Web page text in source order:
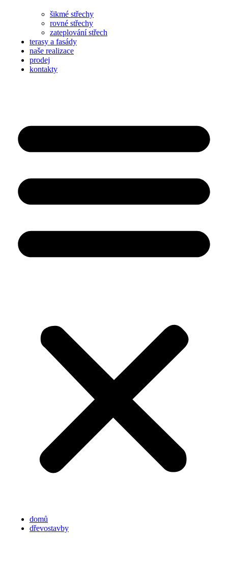
šikmé střechy
rovné střechy
zateplování střech
terasy a fasády
naše realizace
prodej
kontakty
domů
dřevostavby